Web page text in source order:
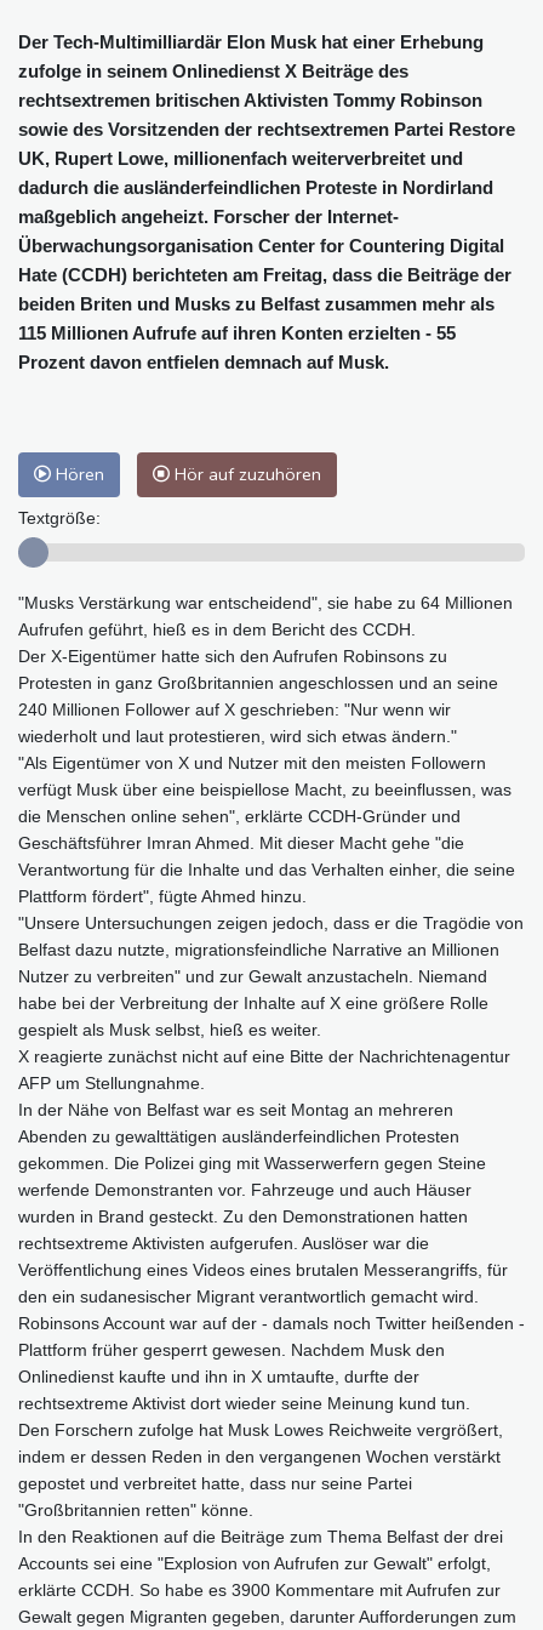
Der Tech-Multimilliardär Elon Musk hat einer Erhebung
zufolge in seinem Onlinedienst X Beiträge des
rechtsextremen britischen Aktivisten Tommy Robinson
sowie des Vorsitzenden der rechtsextremen Partei Restore
UK, Rupert Lowe, millionenfach weiterverbreitet und
dadurch die ausländerfeindlichen Proteste in Nordirland
maßgeblich angeheizt. Forscher der Internet-
Überwachungsorganisation Center for Countering Digital
Hate (CCDH) berichteten am Freitag, dass die Beiträge der
beiden Briten und Musks zu Belfast zusammen mehr als
115 Millionen Aufrufe auf ihren Konten erzielten - 55
Prozent davon entfielen demnach auf Musk.
Hören Hör auf zuzuhören
Textgröße:
"Musks Verstärkung war entscheidend", sie habe zu 64 Millionen
Aufrufen geführt, hieß es in dem Bericht des CCDH.
Der X-Eigentümer hatte sich den Aufrufen Robinsons zu
Protesten in ganz Großbritannien angeschlossen und an seine
240 Millionen Follower auf X geschrieben: "Nur wenn wir
wiederholt und laut protestieren, wird sich etwas ändern."
"Als Eigentümer von X und Nutzer mit den meisten Followern
verfügt Musk über eine beispiellose Macht, zu beeinflussen, was
die Menschen online sehen", erklärte CCDH-Gründer und
Geschäftsführer Imran Ahmed. Mit dieser Macht gehe "die
Verantwortung für die Inhalte und das Verhalten einher, die seine
Plattform fördert", fügte Ahmed hinzu.
"Unsere Untersuchungen zeigen jedoch, dass er die Tragödie von
Belfast dazu nutzte, migrationsfeindliche Narrative an Millionen
Nutzer zu verbreiten" und zur Gewalt anzustacheln. Niemand
habe bei der Verbreitung der Inhalte auf X eine größere Rolle
gespielt als Musk selbst, hieß es weiter.
X reagierte zunächst nicht auf eine Bitte der Nachrichtenagentur
AFP um Stellungnahme.
In der Nähe von Belfast war es seit Montag an mehreren
Abenden zu gewalttätigen ausländerfeindlichen Protesten
gekommen. Die Polizei ging mit Wasserwerfern gegen Steine
werfende Demonstranten vor. Fahrzeuge und auch Häuser
wurden in Brand gesteckt. Zu den Demonstrationen hatten
rechtsextreme Aktivisten aufgerufen. Auslöser war die
Veröffentlichung eines Videos eines brutalen Messerangriffs, für
den ein sudanesischer Migrant verantwortlich gemacht wird.
Robinsons Account war auf der - damals noch Twitter heißenden -
Plattform früher gesperrt gewesen. Nachdem Musk den
Onlinedienst kaufte und ihn in X umtaufte, durfte der
rechtsextreme Aktivist dort wieder seine Meinung kund tun.
Den Forschern zufolge hat Musk Lowes Reichweite vergrößert,
indem er dessen Reden in den vergangenen Wochen verstärkt
gepostet und verbreitet hatte, dass nur seine Partei
"Großbritannien retten" könne.
In den Reaktionen auf die Beiträge zum Thema Belfast der drei
Accounts sei eine "Explosion von Aufrufen zur Gewalt" erfolgt,
erklärte CCDH. So habe es 3900 Kommentare mit Aufrufen zur
Gewalt gegen Migranten gegeben, darunter Aufforderungen zum